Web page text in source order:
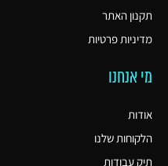
תקנון האתר
מדיניות פרטיות
מי אנחנו
אודות
הלקוחות שלנו
תיק עבודות